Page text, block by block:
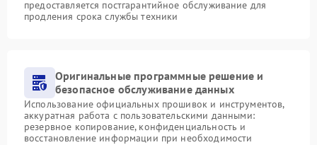
предоставляется постгарантийное обслуживание для
продления срока службы техники
Оригинальные программные решение и
безопасное обслуживание данных
Использование официальных прошивок и инструментов,
аккуратная работа с пользовательскими данными:
резервное копирование, конфиденциальность и
восстановление информации при необходимости